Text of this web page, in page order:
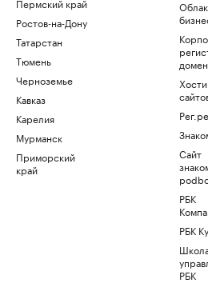
Ростов-на-Дону
Татарстан
Тюмень
Черноземье
Кавказ
Карелия
Мурманск
Приморский
край
Сайт
РБК
РБК
РБК